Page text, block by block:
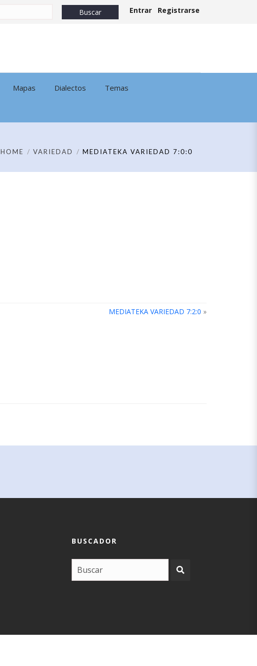
Entrar Registrarse
Mapas Dialectos Temas
HOME VARIEDAD MEDIATEKA VARIEDAD 7:0:0
MEDIATEKA VARIEDAD 7:2:0 »
BUSCADOR